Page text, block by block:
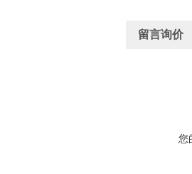
留言询价
您